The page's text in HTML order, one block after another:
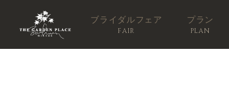
ブライダルフェア
FAIR
プラン
PLAN